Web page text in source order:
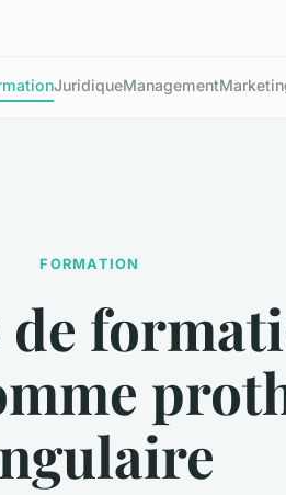
JuridiqueManagement
FORMATION